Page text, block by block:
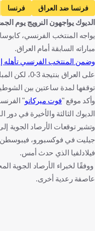
Getty Images
فرنسا ضد العراق فرنسا
النرويج ضد فرنسا
النرويج
الولايات المتحدة
النرويج
الديوك يواجهون النرويج يوم
مباراته السابقة أمام العراق.
وضمن المنتخب الفرنسي تأهله إلى دور الـ32 من
على العراق
توقفها لمدة ساعتين بين
وأكد موقع "فوت ميركاتو"
الديوك الثالثة والأخيرة في
وتشير توقعات الأرصاد
جيليت في فوكسبورو، فيبوسطن،
فيلادلفيا الذي حدث أمس.
عاصفة رعدية أخرى.